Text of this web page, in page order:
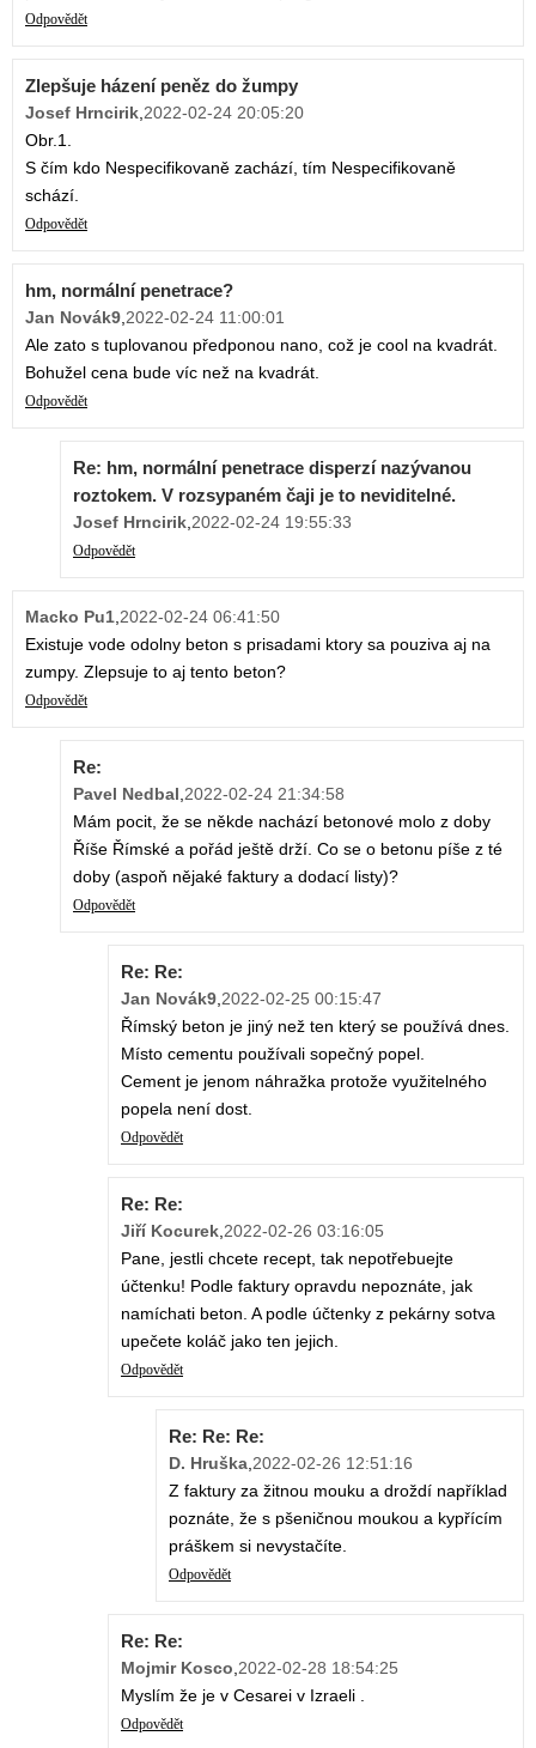
Odpovědět
Zlepšuje házení peněz do žumpy
Josef Hrncirik 2022-02-24 20:05:20
Obr.1.
S čím kdo Nespecifikovaně zachází, tím Nespecifikovaně
schází.
Odpovědět
hm, normální penetrace?
Jan Novák9 2022-02-24 11:00:01
Ale zato s tuplovanou předponou nano, což je cool na kvadrát.
Bohužel cena bude víc než na kvadrát.
Odpovědět
Re: hm, normální penetrace disperzí nazývanou
roztokem. V rozsypaném čaji je to neviditelné.
Josef Hrncirik 2022-02-24 19:55:33
Odpovědět
Macko Pu1 2022-02-24 06:41:50
Existuje vode odolny beton s prisadami ktory sa pouziva aj na
zumpy. Zlepsuje to aj tento beton?
Odpovědět
Re:
Pavel Nedbal 2022-02-24 21:34:58
Mám pocit, že se někde nachází betonové molo z doby
Říše Římské a pořád ještě drží. Co se o betonu píše z té
doby (aspoň nějaké faktury a dodací listy)?
Odpovědět
Re: Re:
Jan Novák9 2022-02-25 00:15:47
Římský beton je jiný než ten který se používá dnes.
Místo cementu používali sopečný popel.
Cement je jenom náhražka protože využitelného
popela není dost.
Odpovědět
Re: Re:
Jiří Kocurek 2022-02-26 03:16:05
Pane, jestli chcete recept, tak nepotřebuejte
účtenku! Podle faktury opravdu nepoznáte, jak
namíchati beton. A podle účtenky z pekárny sotva
upečete koláč jako ten jejich.
Odpovědět
Re: Re: Re:
D. Hruška 2022-02-26 12:51:16
Z faktury za žitnou mouku a droždí například
poznáte, že s pšeničnou moukou a kypřícím
práškem si nevystačíte.
Odpovědět
Re: Re:
Mojmir Kosco 2022-02-28 18:54:25
Myslím že je v Cesarei v Izraeli .
Odpovědět